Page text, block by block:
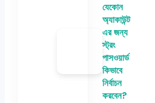
যেকোন
অ্যাকাউন্ট
এর জন্য
স্ট্রং
পাসওয়ার্ড
কিভাবে
নির্বাচন
করবেন?